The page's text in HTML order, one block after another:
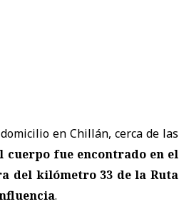
en Chillán, cerca de las
cuerpo fue encontrado en el
del kilómetro 33 de la Ruta
.